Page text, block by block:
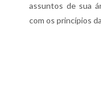
assuntos de sua
com os princípios